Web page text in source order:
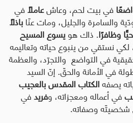
في بيت لحم، وعاشعاملاًفي
والسامرة والجليل، ومات عنّاباذلاً
حيًّا وظافرًا. ذاك هويسوع المسيح
لكي نستقي من ينبوع حياته وتعاليمه
في التواضع والتجرّد، والعظمة
في الأمانة والحقّ. إنّ السيد
يصفهالكتاب المقدسبالعجيب
في أعماله ومعجزاته، وفريدفي
وصفاته.